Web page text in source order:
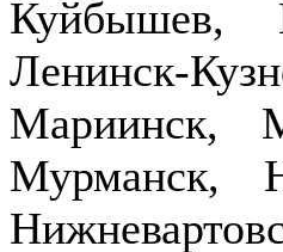
Куйбышев,
Ленинск-
Мариинск,
Мурманск,